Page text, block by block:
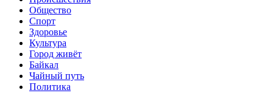
Общество
Cпорт
Здоровье
Культура
Город живёт
Байкал
Чайный путь
Политика